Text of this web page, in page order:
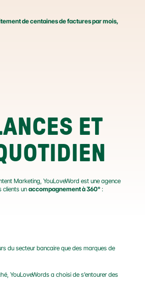
de centaines de factures par mois,
ET
Marketing, YouLoveWord est une agence
clients un accompagnement à 360° :
du secteur bancaire que des marques de
YouLoveWords a choisi de s’entourer des